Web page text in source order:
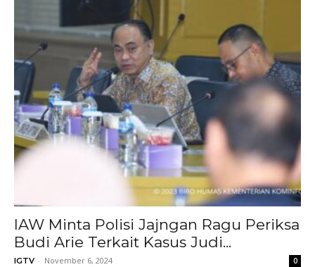
IAW Minta Polisi Jajngan Ragu Periksa
Budi Arie Terkait Kasus Judi...
IGTV - November 6, 2024 0